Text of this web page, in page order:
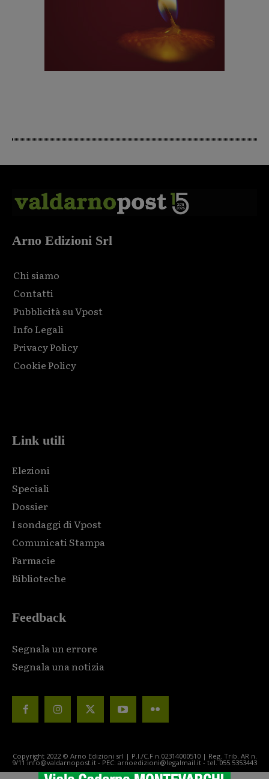
Arno Edizioni Srl
Chi siamo
Contatti
Pubblicità su Vpost
Info Legali
Privacy Policy
Cookie Policy
Link utili
Elezioni
Speciali
Dossier
I sondaggi di Vpost
Comunicati Stampa
Farmacie
Biblioteche
Feedback
Segnala un errore
Segnala una notizia
Copyright 2022 © Arno Edizioni srl | P.I./C.F n.02314000510 | Reg. Trib. AR n.
9/11 info@valdarnopost.it - PEC: arnoedizioni@legalmail.it - tel. 055.5353443